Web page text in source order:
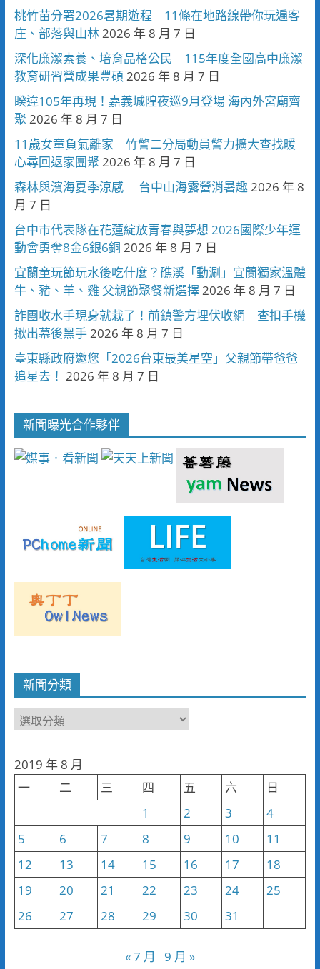
桃竹苗分署2026暑期遊程 11條在地路線帶你玩遍客
庄、部落與山林2026 年 8 月 7 日
深化廉潔素養、培育品格公民 115年度全國高中廉潔
教育研習營成果豐碩 2026 年 8 月 7 日
睽違105年再現！嘉義城隍夜巡9月登場 海內外宮廟齊
聚 2026 年 8 月 7 日
11歲女童負氣離家 竹警二分局動員警力擴大查找暖
心尋回返家團聚 2026 年 8 月 7 日
森林與濱海夏季涼感 台中山海露營消暑趣2026 年 8
月 7 日
台中市代表隊在花蓮綻放青春與夢想 2026國際少年運
動會勇奪8金6銀6銅 2026 年 8 月 7 日
宜蘭童玩節玩水後吃什麼？礁溪「動涮」宜蘭獨家溫體
牛、豬、羊、雞 父親節聚餐新選擇2026 年 8 月 7 日
詐團收水手現身就栽了！前鎮警方埋伏收網 查扣手機
揪出幕後黑手2026 年 8 月 7 日
臺東縣政府邀您「2026台東最美星空」父親節帶爸爸
追星去！ 2026 年 8 月 7 日
新聞曝光合作夥伴
新聞分類
新
類
2019 年 8 月
一
二 三 四 五 六
日
1
2 3
4
5
6 7 8 9 10
11
12
13 14 15 16 17
18
19
20 21 22 23 24
25
26
27 28 29 30 31
« 7 月 9 月 »